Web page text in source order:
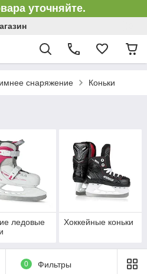
уточняйте.
снаряжение Коньки
ледовые
Хоккейные коньки
0 Фильтры